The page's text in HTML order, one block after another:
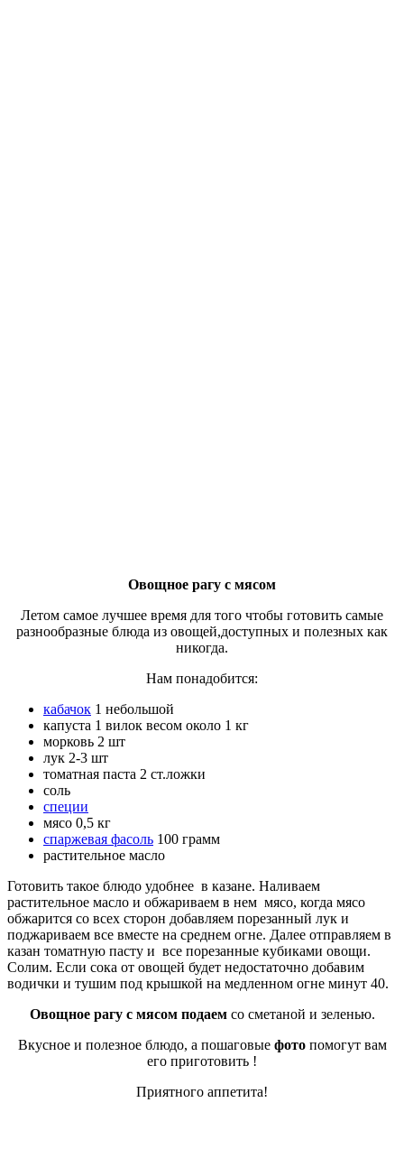
Овощное рагу с мясом
Летом самое лучшее время для того чтобы готовить самые
разнообразные блюда из овощей,доступных и полезных как
никогда.
Нам понадобится:
кабачок 1 небольшой
капуста 1 вилок весом около 1 кг
морковь 2 шт
лук 2-3 шт
томатная паста 2 ст.ложки
соль
специи
мясо 0,5 кг
спаржевая фасоль 100 грамм
растительное масло
Готовить такое блюдо удобнее в казане. Наливаем
растительное масло и обжариваем в нем мясо, когда мясо
обжарится со всех сторон добавляем порезанный лук и
поджариваем все вместе на среднем огне. Далее отправляем в
казан томатную пасту и все порезанные кубиками овощи.
Солим. Если сока от овощей будет недостаточно добавим
водички и тушим под крышкой на медленном огне минут 40.
Овощное рагу с мясом подаем со сметаной и зеленью.
Вкусное и полезное блюдо, а пошаговые фотопомогут вам
его приготовить !
Приятного аппетита!